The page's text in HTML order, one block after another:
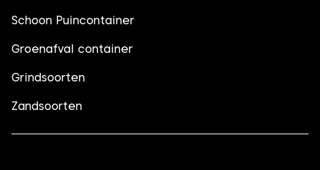
Schoon Puincontainer
Groenafval container
Grindsoorten
Zandsoorten